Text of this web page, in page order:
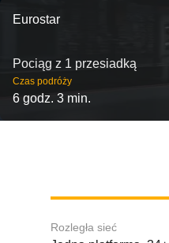
Eurostar
Pociąg z 1 przesiadką
Czas podróży
6 godz. 3 min.
Rozległa sieć